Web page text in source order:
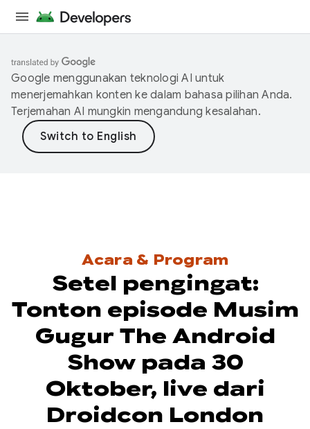
Google menggunakan teknologi AI untuk
menerjemahkan konten ke dalam bahasa pilihan Anda.
Terjemahan AI mungkin mengandung kesalahan.
Acara & Program
Setel pengingat:
Tonton episode Musim
Gugur The Android
Show pada 30
Oktober, live dari
Droidcon London